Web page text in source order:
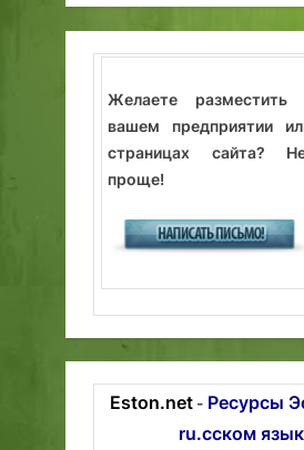
Желаете
вашем предприятии
страницах сайта?
проще!
Eston.net- Ресурсы
ru.сском